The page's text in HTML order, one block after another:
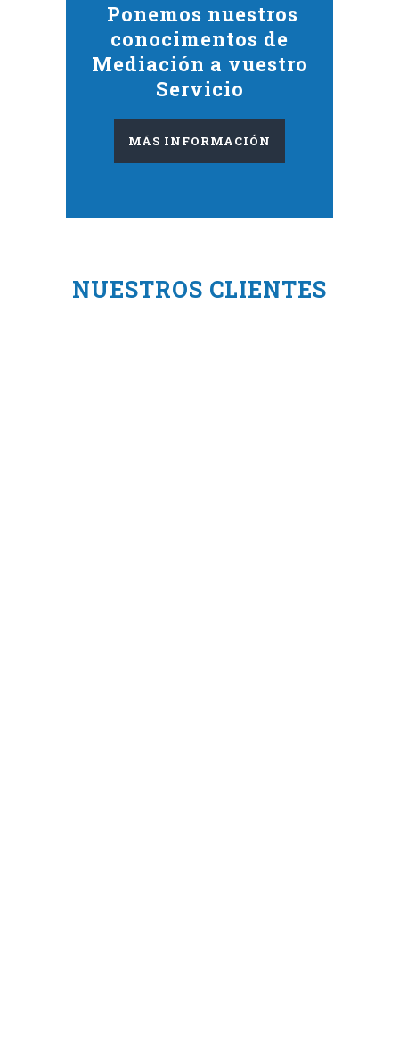
Ponemos nuestros
conocimentos de
Mediación a vuestro
Servicio
MÁS INFORMACIÓN
NUESTROS CLIENTES